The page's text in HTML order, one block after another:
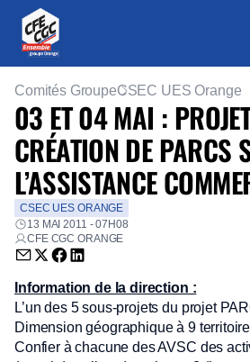
Comités GroupeCSEC UES Orange
03 ET 04 MAI :
CRÉATION DE PARCS
L’ASSISTANCE
CSEC UES ORANGE
13 MAI 2011 - 07H08
CFE CGC ORANGE
Envoyer par email (nouvelle fenêtre)
Partager sur Twitter (nouvelle
Partager sur Facebook
Partager sur LinkedIn
Information de la direction :
L’un des 5 sous-projets du projet
Dimension géographique à 9
Confier à chacune des AVSC des